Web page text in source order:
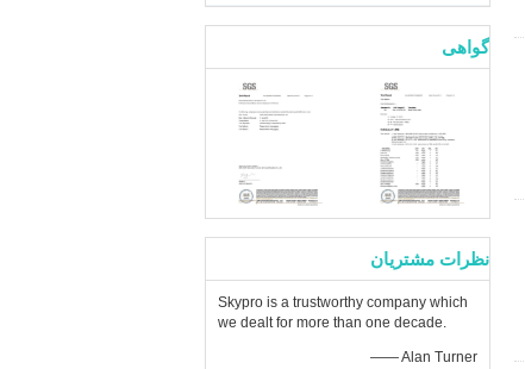
گواهی
نظرات مشتریان
Skypro is a trustworthy company which
we dealt for more than one decade.
—— Alan Turner